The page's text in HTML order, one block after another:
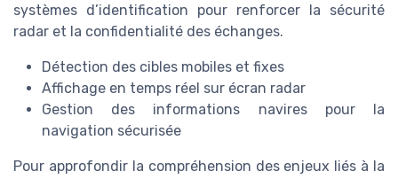
systèmes d’identification pour renforcer la sécurité
radar et la confidentialité des échanges.
Détection des cibles mobiles et fixes
Affichage en temps réel sur écran radar
Gestion des informations navires pour la
navigation sécurisée
Pour approfondir la compréhension des enjeux liés à la